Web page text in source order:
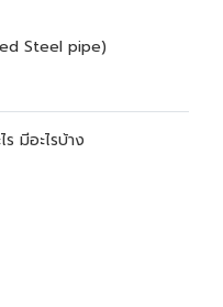
Steel pipe)
มีอะไรบ้าง